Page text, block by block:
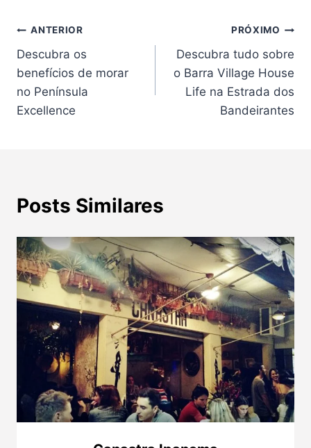
Navegação
de
Post
ANTERIOR
Descubra os
benefícios de morar
no Península
Excellence
PRÓXIMO
Descubra tudo sobre
o Barra Village House
Life na Estrada dos
Bandeirantes
Posts Similares